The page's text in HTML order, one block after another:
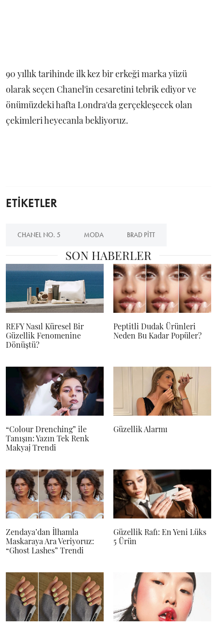
90 yıllık tarihinde ilk kez bir erkeği marka yüzü
olarak seçen Chanel'in cesaretini tebrik ediyor ve
önümüzdeki hafta Londra'da gerçekleşecek olan
çekimleri heyecanla bekliyoruz.
ETİKETLER
CHANEL NO. 5 MODA BRAD PITT
SON HABERLER
REFY Nasıl Küresel Bir
Güzellik Fenomenine
Dönüştü?
Peptitli Dudak Ürünleri
Neden Bu Kadar Popüler?
“Colour Drenching” ile
Tanışın: Yazın Tek Renk
Makyaj Trendi
Güzellik Alarmı
Zendaya’dan İlhamla
Maskaraya Ara Veriyoruz:
“Ghost Lashes” Trendi
Güzellik Rafı: En Yeni Lüks
5 Ürün